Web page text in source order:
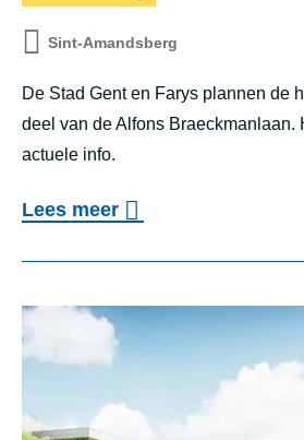
n
g
o
n
l
u
t
n
Sint-Amandsberg
De Stad Gent en Farys plannen de
deel van de Alfons Braeckmanlaan.
actuele info.
Lees meero
r